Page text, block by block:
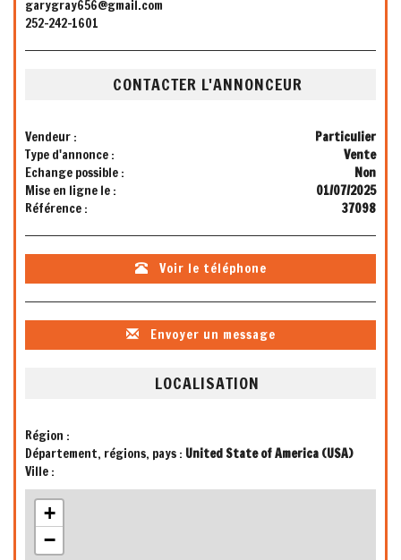
garygray656@gmail.com
252-242-1601
CONTACTER L'ANNONCEUR
Vendeur :
Particulier
Type d'annonce :
Vente
Echange possible :
Non
Mise en ligne le :
01/07/2025
Référence :
37098
Voir le téléphone
Envoyer un message
LOCALISATION
Région :
Département, régions, pays : United State of America (USA)
Ville :
+
−